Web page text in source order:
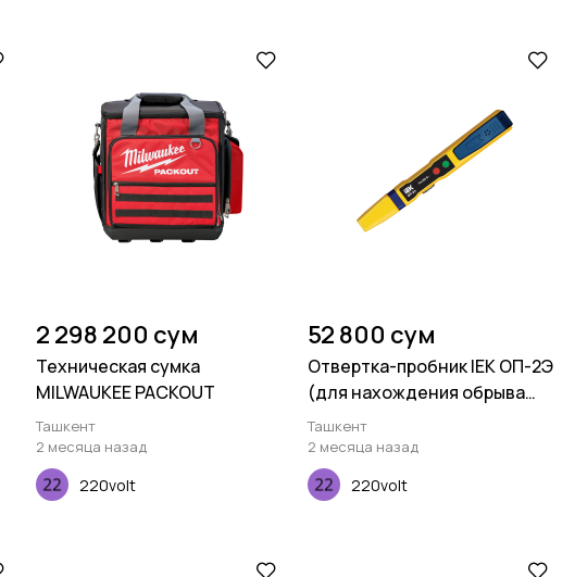
2 298 200 сум
Техническая сумка
MILWAUKEE PACKOUT
Ташкент
2 месяца назад
220volt
52 800 сум
Отвертка-пробник IEK ОП-2Э
(для нахождения обрыва
провода в стене)
Ташкент
2 месяца назад
220volt